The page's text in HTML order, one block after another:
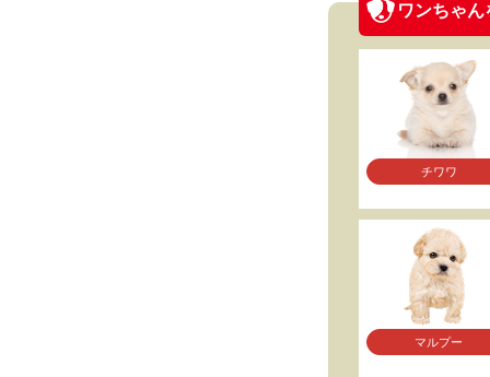
ワンちゃん
チワワ
マルプー